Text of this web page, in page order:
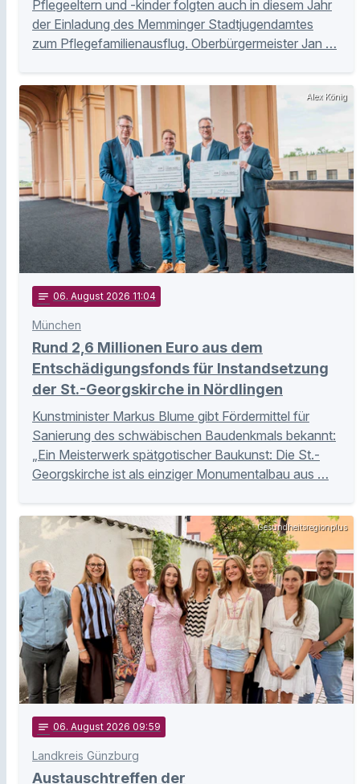
Pflegeeltern und -kinder folgten auch in diesem Jahr
der Einladung des Memminger Stadtjugendamtes
zum Pflegefamilienausflug. Oberbürgermeister Jan …
Alex König
notes 06. August 2026 11:04
München
Rund 2,6 Millionen Euro aus dem
Entschädigungsfonds für Instandsetzung
der St.-Georgskirche in Nördlingen
Kunstminister Markus Blume gibt Fördermittel für
Sanierung des schwäbischen Baudenkmals bekannt:
„Ein Meisterwerk spätgotischer Baukunst: Die St.-
Georgskirche ist als einziger Monumentalbau aus …
Gesundheitsregionplus
notes 06. August 2026 09:59
Landkreis Günzburg
Austauschtreffen der